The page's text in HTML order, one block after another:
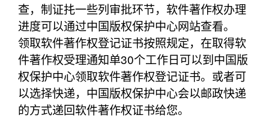
查，制证扥一些列审批环节，软件著作权办理
进度可以通过中国版权保护中心网站查看。
领取软件著作权登记证书按照规定，在取得软
件著作权受理通知单30个工作日可以到中国版
权保护中心领取软件著作权登记证书。或者可
以选择快递，中国版权保护中心会以邮政快递
的方式递回软件著作权证书给您。